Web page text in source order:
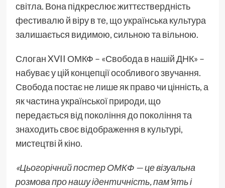
світла. Вона підкреслює життєствердність
фестивалю й віру в те, що українська культура
залишається видимою, сильною та вільною.
Слоган XVII ОМКФ – «Свобода в нашій ДНК» –
набуває у цій концепції особливого звучання.
Свобода постає не лише як право чи цінність, а
як частина української природи, що
передається від покоління до покоління та
знаходить своє відображення в культурі,
мистецтві й кіно.
«Цьогорічний постер ОМКФ — це візуальна
розмова про нашу ідентичність, пам’ять і